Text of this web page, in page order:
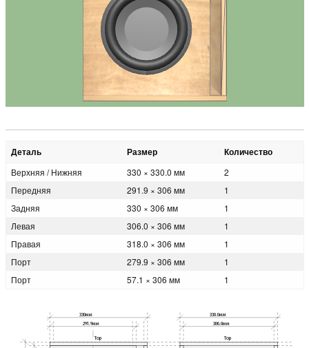
Деталь Размер Количество
Верхняя / Нижняя 330 × 330.0 мм
2
Передняя
291.9 × 306 мм
1
Задняя
330 × 306 мм
1
Левая
306.0 × 306 мм
1
Правая
318.0 × 306 мм
1
Порт
279.9 × 306 мм
1
Порт
57.1 × 306 мм 1
330мм
291.9мм
330.0мм
306.0мм
Top Top